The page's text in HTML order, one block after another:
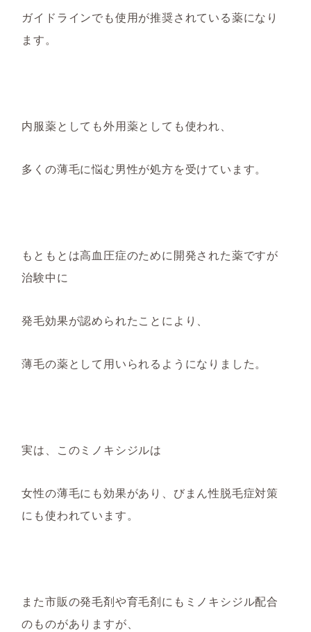
ガイドラインでも使用が推奨されている薬になり
ます。
内服薬としても外用薬としても使われ、
多くの薄毛に悩む男性が処方を受けています。
もともとは高血圧症のために開発された薬ですが
治験中に
発毛効果が認められたことにより、
薄毛の薬として用いられるようになりました。
実は、このミノキシジルは
女性の薄毛にも効果があり、びまん性脱毛症対策
にも使われていま す。
また市販の発毛剤や育毛剤にもミノキシジル配合
のものがありますが、